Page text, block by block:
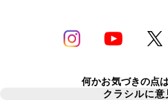
何かお気づきの点
クラシルに意